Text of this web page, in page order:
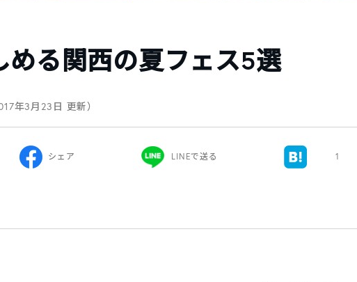
める関西の夏フェス5選
年3月23日 更新）
シェア LINEで送る 1